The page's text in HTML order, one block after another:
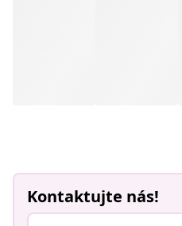
Kontaktujte nás!